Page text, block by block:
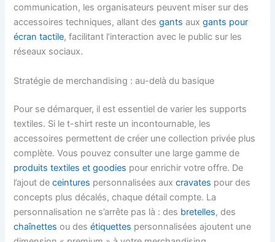
communication, les organisateurs peuvent miser sur des
accessoires techniques, allant desgants auxgants pour
écran tactile, facilitant l’interaction avec le public sur les
réseaux sociaux.
Stratégie de merchandising : au-delà du basique
Pour se démarquer, il est essentiel de varier les supports
textiles. Si le t-shirt reste un incontournable, les
accessoires permettent de créer une collection privée plus
complète. Vous pouvez consulter une large gamme de
produits textiles et goodies pour enrichir votre offre. De
l’ajout deceintures personnalisées auxcravates pour des
concepts plus décalés, chaque détail compte. La
personnalisation ne s’arrête pas là : des bretelles, des
chaînettes ou desétiquettes personnalisées ajoutent une